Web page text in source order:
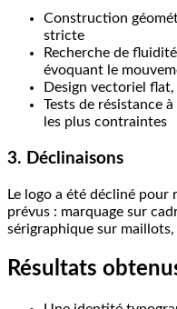
Construction
stricte
Recherche de
évoquant le
Design vectoriel
Tests de résistance
les plus contraintes
3. Déclinaisons
Le logo a été décliné pour
prévus : marquage sur
sérigraphique sur
Résultats